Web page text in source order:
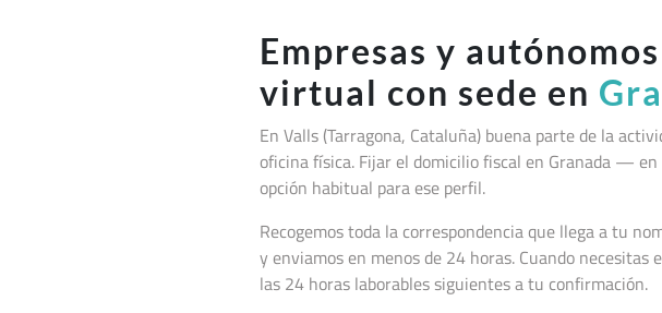
Empresas y
virtual con sede en
En Valls (Tarragona, Cataluña) buena parte de la
oficina física. Fijar el domicilio fiscal en Granada —
opción habitual para ese perfil.
Recogemos toda la correspondencia que llega a tu
y enviamos en menos de 24 horas. Cuando
las 24 horas laborables siguientes a tu confirmación.